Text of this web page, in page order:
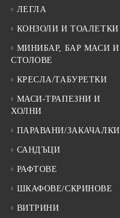
ЛЕГЛА
КОНЗОЛИ И ТОАЛЕТКИ
МИНИБАР, БАР МАСИ И
СТОЛОВЕ
КРЕСЛА/ТАБУРЕТКИ
МАСИ-ТРАПЕЗНИ И
ХОЛНИ
ПАРАВАНИ/ЗАКАЧАЛКИ
САНДЪЦИ
РАФТОВЕ
ШКАФОВЕ/СКРИНОВЕ
ВИТРИНИ